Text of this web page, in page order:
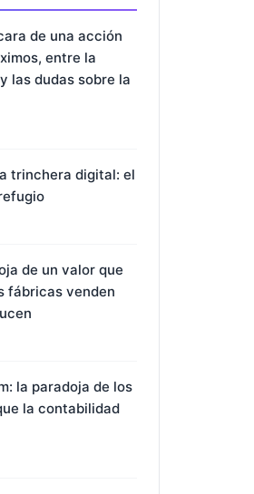
de una acción
entre la
las dudas sobre la
trinchera digital: el
de un valor que
fábricas venden
la paradoja de los
la contabilidad